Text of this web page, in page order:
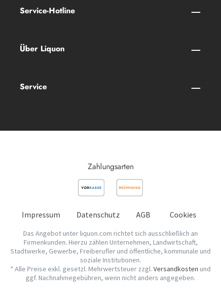
Service-Hotline
Über Liquon
Service
Zahlungsarten
Impressum Datenschutz AGB Cookies
Das Angebot unter liquon.com richtet sich ausschließlich an
Firmenkunden. Hierzu zählen Unternehmen, Landwirtschaft,
Stadtwerke, Gewerbe, Freiberufler und öffentliche, kommunale und
soziale Institutionen.
* Alle Preise exkl. gesetzl. Mehrwertsteuer zzgl. Versandkosten und
ggf. Nachnahmegebühren, wenn nicht anders angegeben.